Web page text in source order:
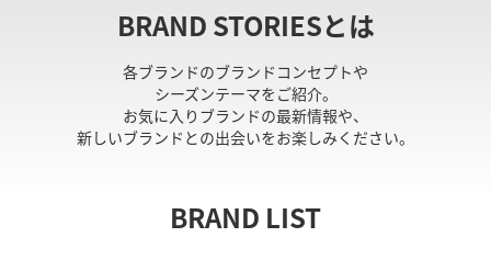
BRAND STORIESとは
各ブランドのブランドコンセプトや
シーズンテーマをご紹介。
お気に入りブランドの最新情報や、
新しいブランドとの出会いをお楽しみください。
BRAND LIST